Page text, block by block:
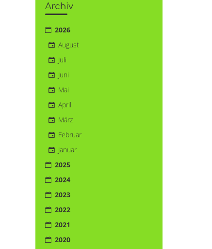
Archiv
2026
August
Juli
Juni
Mai
April
März
Februar
Januar
2025
2024
2023
2022
2021
2020